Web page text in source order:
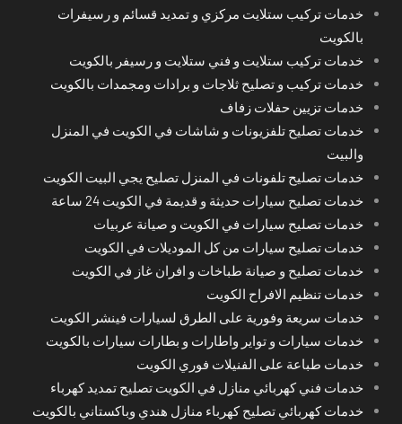
خدمات تركيب ستلايت مركزي و تمديد قسائم و رسيفرات
بالكويت
خدمات تركيب ستلايت و فني ستلايت و رسيفر بالكويت
خدمات تركيب و تصليح ثلاجات و برادات ومجمدات بالكويت
خدمات تزيين حفلات زفاف
خدمات تصليح تلفزيونات و شاشات في الكويت في المنزل
والبيت
خدمات تصليح تلفونات في المنزل تصليح يجي البيت الكويت
خدمات تصليح سيارات حديثة و قديمة في الكويت 24 ساعة
خدمات تصليح سيارات في الكويت و صيانة عربيات
خدمات تصليح سيارات من كل الموديلات في الكويت
خدمات تصليح و صيانة طباخات و افران غاز في الكويت
خدمات تنظيم الافراح الكويت
خدمات سريعة وفورية على الطرق لسيارات فينشر الكويت
خدمات سيارات و تواير واطارات و بطارات سيارات بالكويت
خدمات طباعة على الفنيلات فوري الكويت
خدمات فني كهربائي منازل في الكويت تصليح تمديد كهرباء
خدمات كهربائي تصليح كهرباء منازل هندي وباكستاني بالكويت